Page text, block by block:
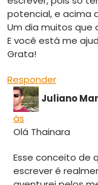
potencial, e acima
Um dia muitos que
E você está me
Grata!
Responder
Juliano
às
Olá Thainara
Esse conceito de
escrever é